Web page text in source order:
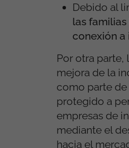
Debido al
las
conexión a
Por otra parte,
mejora de la
como parte
protegido a
empresas de
mediante el
hacia el